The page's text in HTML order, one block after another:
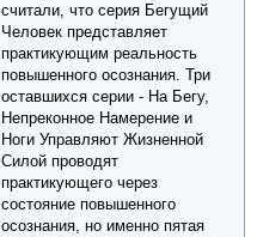
считали, что серия Бегущий
Человек представляет
практикующим реальность
повышенного осознания. Три
оставшихся серии - На Бегу,
Непреконное Намерение и
Ноги Управляют Жизненной
Силой проводят
практикующего через
состояние повышенного
осознания, но именно пятая